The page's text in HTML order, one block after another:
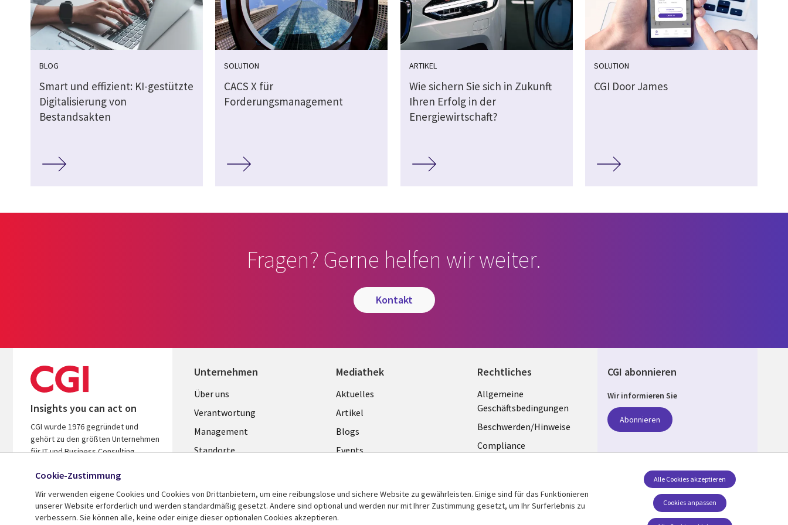
BLOG
Smart und effizient: KI-gestützte
Digitalisierung von
Bestandsakten
SOLUTION
CACS X für
Forderungsmanagement
ARTIKEL
Wie sichern Sie sich in Zukunft
Ihren Erfolg in der
Energiewirtschaft?
SOLUTION
CGI Door James
Fragen? Gerne helfen wir weiter.
kontakt
Insights you can act on
CGI wurde 1976 gegründet und
gehört zu den größten Unternehmen
für IT und Business Consulting
handeln ergebnisorientiert und
Unternehmen
Useful
links
GERMANY
Über uns
Verantwortung
Management
Standorte
Mediathek
Library
Links
GERMANY
Aktuelles
Artikel
Blogs
Events
Standpunkt
Rechtliches
Legal
GERMANY
Allgemeine
Geschäftsbedingungen
Beschwerden/Hinweise
Compliance
Cookie-Einstellungen
CGI abonnieren
Wir informieren Sie
Abonnieren
Folgen Sie uns
Social Media GERMANY
Cookie-Zustimmung
Wir verwenden eigene Cookies und Cookies von Drittanbietern, um eine reibungslose und sichere Website zu gewährleisten. Einige sind für das Funktionieren
unserer Website erforderlich und werden standardmäßig gesetzt. Andere sind optional und werden nur mit Ihrer Zustimmung gesetzt, um Ihr Surferlebnis zu
verbessern. Sie können alle, keine oder einige dieser optionalen Cookies akzeptieren.
Cookies anpassen
Alle Cookies akzeptieren